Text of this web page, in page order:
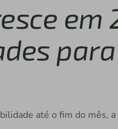
em
até o fim do mês,